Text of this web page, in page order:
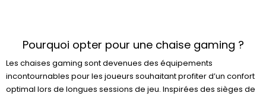
Pourquoi opter pour une chaise gaming ?
Les chaises gaming sont devenues des équipements
incontournables pour les joueurs souhaitant profiter d’un confort
optimal lors de longues sessions de jeu. Inspirées des sièges de